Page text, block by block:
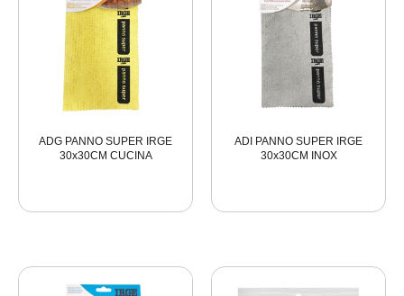
ADG PANNO SUPER IRGE
30x30CM CUCINA
ADI PANNO SUPER IRGE
30x30CM INOX